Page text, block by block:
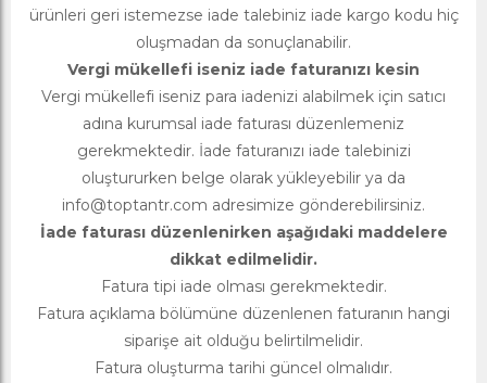
ürünleri geri istemezse iade talebiniz iade kargo kodu hiç
oluşmadan da sonuçlanabilir.
Vergi mükellefi iseniz iade faturanızı kesin
Vergi mükellefi iseniz para iadenizi alabilmek için satıcı
adına kurumsal iade faturası düzenlemeniz
gerekmektedir. İade faturanızı iade talebinizi
oluştururken belge olarak yükleyebilir ya da
info@toptantr.com adresimize gönderebilirsiniz.
İade faturası düzenlenirken aşağıdaki maddelere
dikkat edilmelidir.
Fatura tipi iade olması gerekmektedir.
Fatura açıklama bölümüne düzenlenen faturanın hangi
siparişe ait olduğu belirtilmelidir.
Fatura oluşturma tarihi güncel olmalıdır.